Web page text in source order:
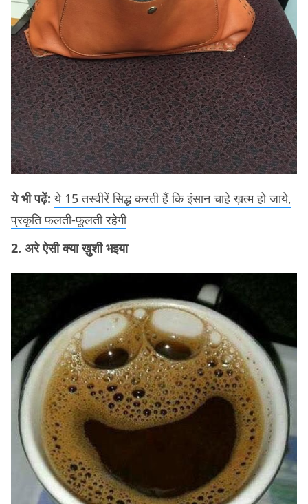
ये भी पढ़ें: ये 15 तस्वीरें सिद्ध करती हैं कि इंसान चाहे ख़त्म हो जाये,
प्रकृति फलती-फूलती रहेगी
2. अरे ऐसी क्या ख़ुशी भइया